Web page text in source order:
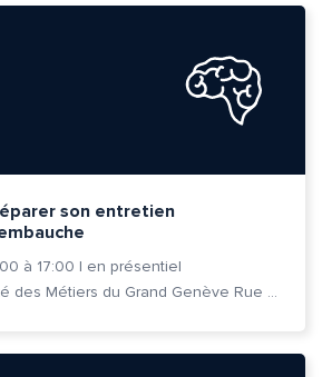
son entretien
à 17:00 | en présentiel
Cité des Métiers du Grand Genève Rue Prévost-Martin 6 1205 Genève
de cette page?